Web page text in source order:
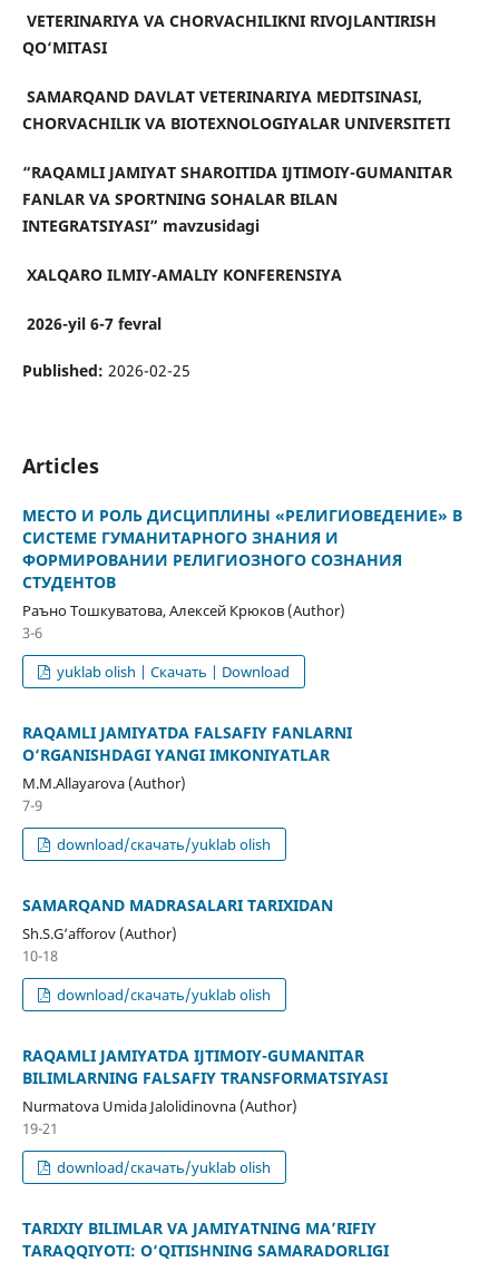
VETERINARIYA VA CHORVACHILIKNI RIVOJLANTIRISH
QO‘MITASI
SAMARQAND DAVLAT VETERINARIYA MEDITSINASI,
CHORVACHILIK VA BIOTEXNOLOGIYALAR UNIVERSITETI
“RAQAMLI JAMIYAT SHAROITIDA IJTIMOIY-GUMANITAR
FANLAR VA SPORTNING SOHALAR BILAN
INTEGRATSIYASI” mavzusidagi
XALQARO ILMIY-AMALIY KONFERENSIYA
2026-yil 6-7 fevral
Published: 2026-02-25
Articles
МЕСТО И РОЛЬ ДИСЦИПЛИНЫ «РЕЛИГИОВЕДЕНИЕ» В
СИСТЕМЕ ГУМАНИТАРНОГО ЗНАНИЯ И
ФОРМИРОВАНИИ РЕЛИГИОЗНОГО СОЗНАНИЯ
СТУДЕНТОВ
Раъно Тошкуватова, Алексей Крюков (Author)
3-6
yuklab olish | Скачать | Download
RAQAMLI JAMIYATDA FALSAFIY FANLARNI
O‘RGANISHDAGI YANGI IMKONIYATLAR
M.M.Allayarova (Author)
7-9
download/скачать/yuklab olish
SAMARQAND MADRASALARI TARIXIDAN
Sh.S.G‘afforov (Author)
10-18
download/скачать/yuklab olish
RAQAMLI JAMIYATDA IJTIMOIY-GUMANITAR
BILIMLARNING FALSAFIY TRANSFORMATSIYASI
Nurmatova Umida Jalolidinovna (Author)
19-21
download/скачать/yuklab olish
TARIXIY BILIMLAR VA JAMIYATNING MA’RIFIY
TARAQQIYOTI: O‘QITISHNING SAMARADORLIGI